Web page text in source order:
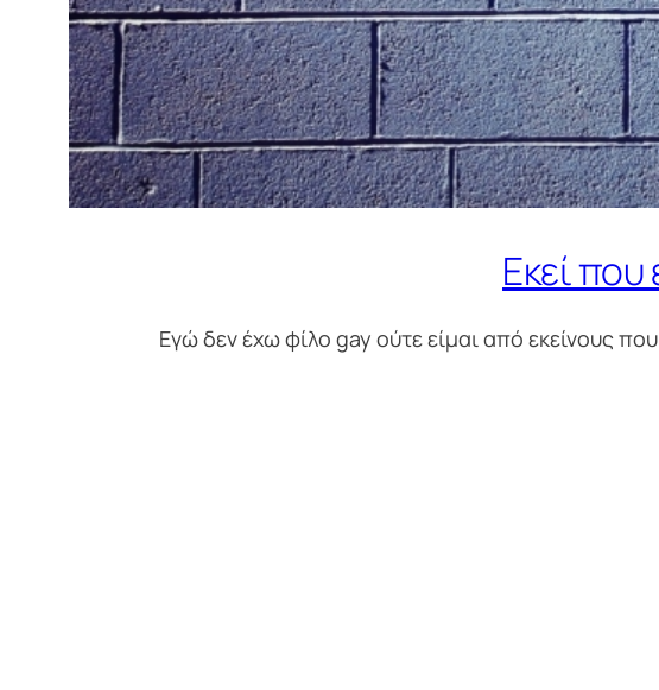
Εκεί
Εγώ δεν έχω φίλο gay ούτε είμαι από εκείνους που